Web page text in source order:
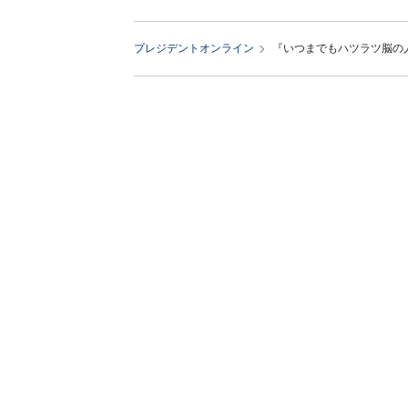
プレジデントオンライン 『いつまでもハツラツ脳の